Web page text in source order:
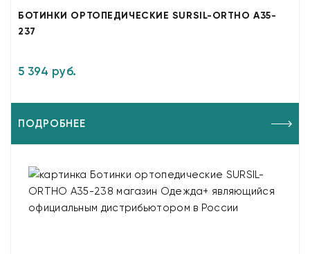
БОТИНКИ ОРТОПЕДИЧЕСКИЕ SURSIL-ORTHO A35-
237
5 394 руб.
ПОДРОБНЕЕ